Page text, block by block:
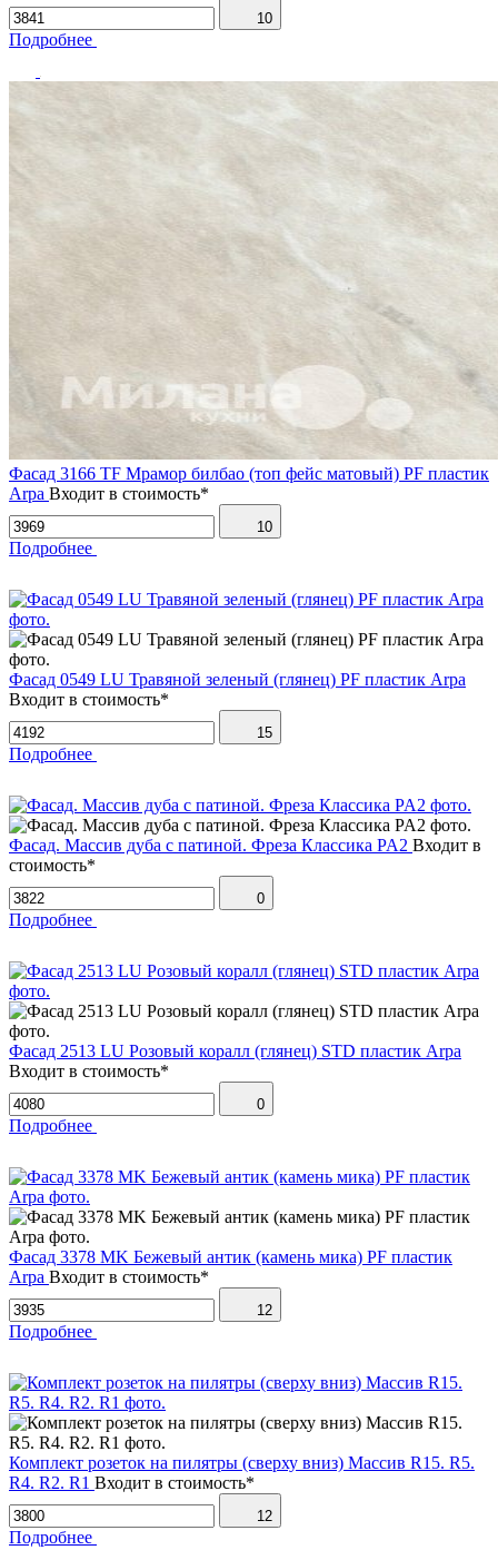
10
Подробнее
Фасад 3166 TF Мрамор билбао (топ фейс матовый) PF пластик
Arpa Входит в стоимость*
10
Подробнее
Фасад 0549 LU Травяной зеленый (глянец) PF пластик Arpa
Входит в стоимость*
15
Подробнее
Фасад. Массив дуба с патиной. Фреза Классика PA2 Входит в
стоимость*
0
Подробнее
Фасад 2513 LU Розовый коралл (глянец) STD пластик Arpa
Входит в стоимость*
0
Подробнее
Фасад 3378 MK Бежевый антик (камень мика) PF пластик
Arpa Входит в стоимость*
12
Подробнее
Комплект розеток на пилятры (сверху вниз) Массив R15. R5.
R4. R2. R1 Входит в стоимость*
12
Подробнее